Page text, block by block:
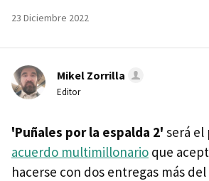
23 Diciembre 2022
Mikel Zorrilla
Editor
'Puñales por la espalda 2' será
acuerdo multimillonario que
hacerse con dos entregas más